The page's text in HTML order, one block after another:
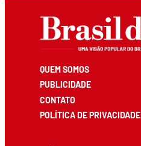
QUEM SOMOS
PUBLICIDADE
CONTATO
POLÍTICA DE PRIVACIDADE